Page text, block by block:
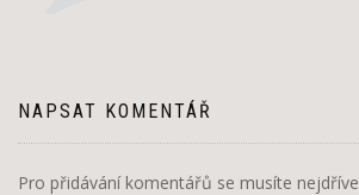
NAPSAT KOMENTÁŘ
Pro přidávání komentářů se musíte nejdříve